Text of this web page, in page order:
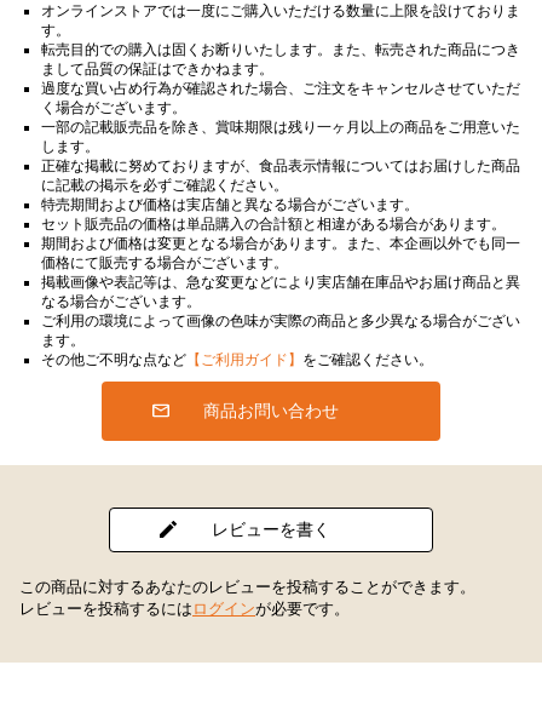
オンラインストアでは一度にご購入いただける数量に上限を設けておりま
す。
転売目的での購入は固くお断りいたします。また、転売された商品につき
まして品質の保証はできかねます。
過度な買い占め行為が確認された場合、ご注文をキャンセルさせていただ
く場合がございます。
一部の記載販売品を除き、賞味期限は残り一ヶ月以上の商品をご用意いた
します。
正確な掲載に努めておりますが、食品表示情報についてはお届けした商品
に記載の掲示を必ずご確認ください。
特売期間および価格は実店舗と異なる場合がございます。
セット販売品の価格は単品購入の合計額と相違がある場合があります。
期間および価格は変更となる場合があります。また、本企画以外でも同一
価格にて販売する場合がございます。
掲載画像や表記等は、急な変更などにより実店舗在庫品やお届け商品と異
なる場合がございます。
ご利用の環境によって画像の色味が実際の商品と多少異なる場合がござい
ます。
その他ご不明な点など 【ご利用ガイド】 をご確認ください。
商品お問い合わせ
レビューを書く
この商品に対するあなたのレビューを投稿することができます。
レビューを投稿するには ログインが必要です。